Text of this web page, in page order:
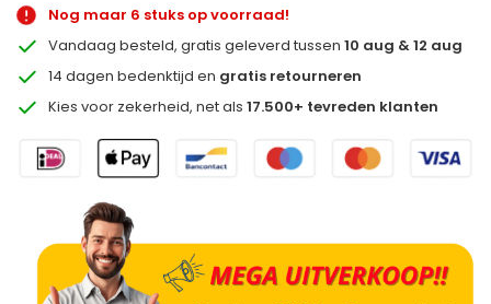
Nog maar 6 stuks op voorraad!
Vandaag besteld, gratis geleverd tussen10 aug & 12 aug
14 dagen bedenktijd en gratis retourneren
Kies voor zekerheid, net als17.500+ tevreden klanten